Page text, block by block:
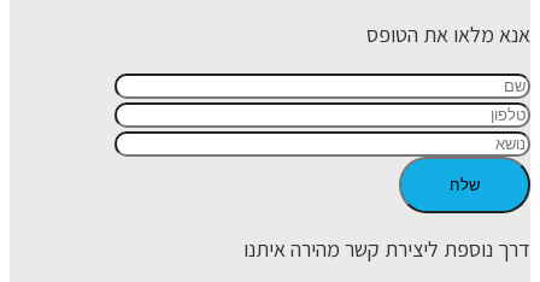
אנא מלאו את הטופס
דרך נוספת ליצירת קשר מהירה איתנו